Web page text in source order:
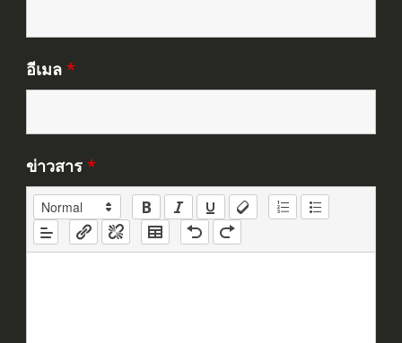
อีเมล *
ข่าวสาร *